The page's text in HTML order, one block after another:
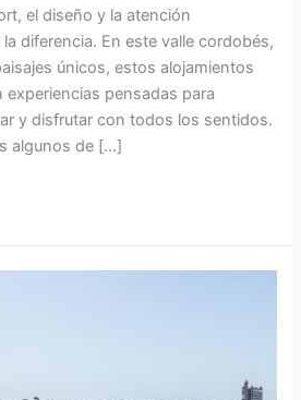
el diseño y la atención
diferencia. En este valle cordobés,
únicos, estos alojamientos
pensadas para
y disfrutar con todos los sentidos.
algunos de […]